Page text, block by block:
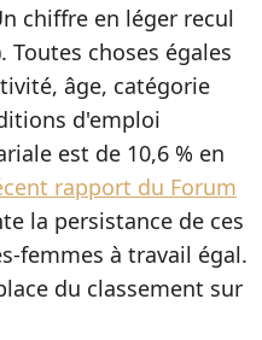
chiffre en léger recul
Toutes choses égales
âge, catégorie
d'emploi
est de 10,6 % en
rapport du Forum
la persistance de ces
femmes à travail égal.
du classement sur